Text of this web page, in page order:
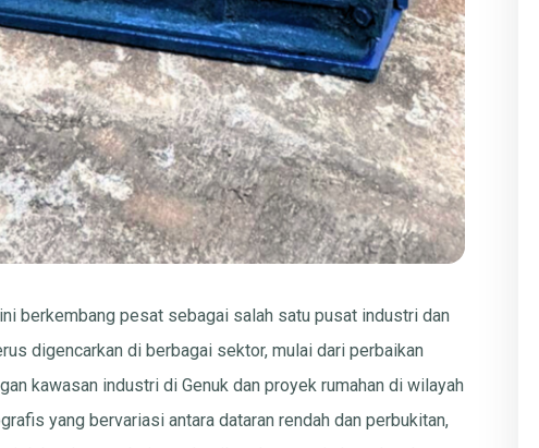
berkembang pesat sebagai salah satu pusat industri dan
digencarkan di berbagai sektor, mulai dari perbaikan
kawasan industri di Genuk dan proyek rumahan di wilayah
yang bervariasi antara dataran rendah dan perbukitan,